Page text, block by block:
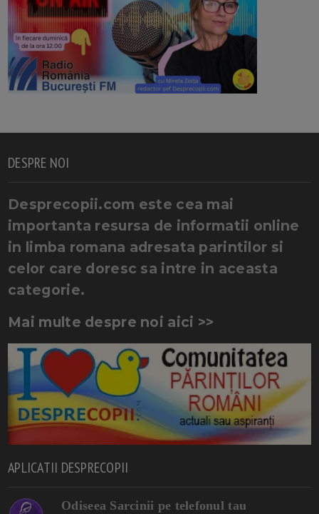
DESPRE NOI
Desprecopii.com este cea mai
importanta resursa de informatii online
in limba romana adresata parintilor si
celor care doresc sa intre in aceasta
categorie.
Mai multe despre noi aici >>
APLICATII DESPRECOPII
Odiseea Sarcinii pe telefonul tau